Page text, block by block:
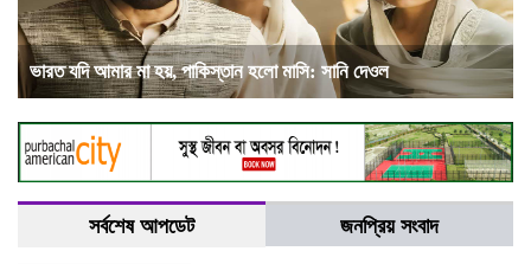
ভারত যদি আমার মা হয়, পাকিস্তান হলো মাসি: সানি দেওল
সর্বশেষ আপডেট জনপ্রিয় সংবাদ